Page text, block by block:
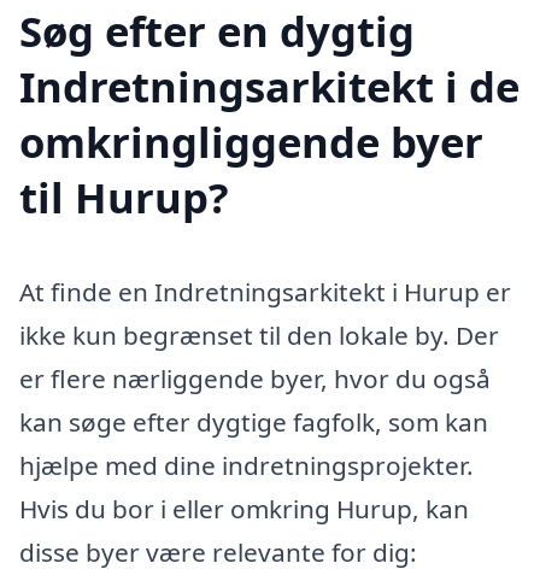
Søg efter en dygtig
Indretningsarkitekt i de
omkringliggende byer
til Hurup?
At finde en Indretningsarkitekt i Hurup er
ikke kun begrænset til den lokale by. Der
er flere nærliggende byer, hvor du også
kan søge efter dygtige fagfolk, som kan
hjælpe med dine indretningsprojekter.
Hvis du bor i eller omkring Hurup, kan
disse byer være relevante for dig: